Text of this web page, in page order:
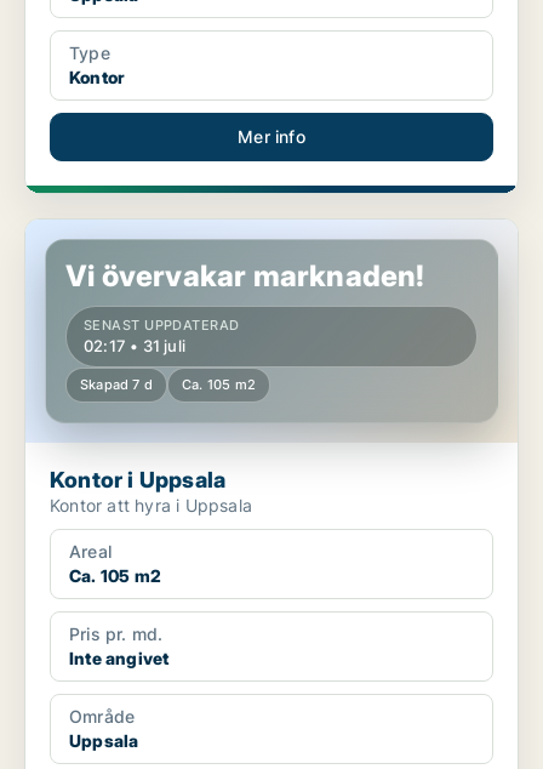
Type
Kontor
Mer info
Kontor i Uppsala
Vi övervakar marknaden!
SENAST UPPDATERAD
02:17 • 31 juli
Skapad 7 d Ca. 105 m2
Kontor i Uppsala
Kontor att hyra i Uppsala
Areal
Ca. 105 m2
Pris pr. md.
Inte angivet
Område
Uppsala